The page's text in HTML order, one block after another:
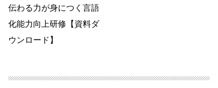
伝わる力が身につく言語
化能力向上研修【資料ダ
ウンロード】